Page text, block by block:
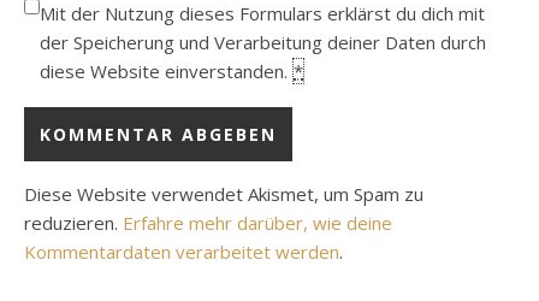
Mit der Nutzung dieses Formulars erklärst du dich mit
der Speicherung und Verarbeitung deiner Daten durch
diese Website einverstanden. *
Diese Website verwendet Akismet, um Spam zu
reduzieren. Erfahre mehr darüber, wie deine
Kommentardaten verarbeitet werden.